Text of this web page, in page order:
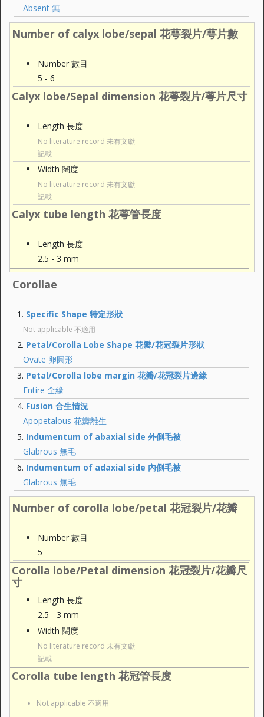
Absent 無
Number of calyx lobe/sepal 花萼裂片/萼片數
Number 數目
5 - 6
Calyx lobe/Sepal dimension 花萼裂片/萼片尺寸
Length 長度
No literature record 未有文獻
記載
Width 闊度
No literature record 未有文獻
記載
Calyx tube length 花萼管長度
Length 長度
2.5 - 3 mm
Corollae
Specific Shape 特定形狀
Not applicable 不適用
Petal/Corolla Lobe Shape 花瓣/花冠裂片形狀
Ovate 卵圓形
Petal/Corolla lobe margin 花瓣/花冠裂片邊緣
Entire 全緣
Fusion 合生情況
Apopetalous 花瓣離生
Indumentum of abaxial side 外側毛被
Glabrous 無毛
Indumentum of adaxial side 內側毛被
Glabrous 無毛
Number of corolla lobe/petal 花冠裂片/花瓣
Number 數目
5
Corolla lobe/Petal dimension 花冠裂片/花瓣尺
寸
Length 長度
2.5 - 3 mm
Width 闊度
No literature record 未有文獻
記載
Corolla tube length 花冠管長度
Not applicable 不適用